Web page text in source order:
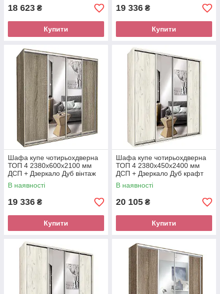
18 623 ₴
Купити
19 336 ₴
Купити
Шафа купе чотирьохдверна
ТОП 4 2380х600х2100 мм
ДСП + Дзеркало Дуб вінтаж
Модерн
В наявності
19 336 ₴
Купити
Шафа купе чотирьохдверна
ТОП 4 2380х450х2400 мм
ДСП + Дзеркало Дуб крафт
білий Модерн
В наявності
20 105 ₴
Купити